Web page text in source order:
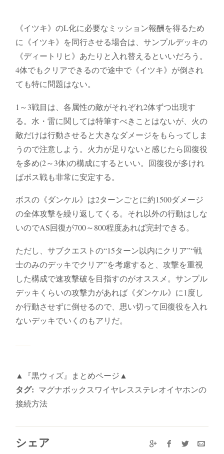
《イツキ》のL化に必要なミッション報酬を得るため
に《イツキ》を同行させる場合は、サンプルデッキの
《ディートリヒ》あたりと入れ替えるといいだろう。
4体でもクリアできるので途中で《イツキ》が倒され
ても特に問題はない。
1～3戦目は、各属性の敵がそれぞれ2体ずつ出現す
る。水・雷に関しては特筆すべきことはないが、火の
敵だけは行動させると大きなダメージをもらってしま
うので注意しよう。火力が足りないと感じたら回復役
を多め(2～3体)の構成にするといい。回復役が多けれ
ばボス戦も非常に安定する。
ボスの《ダンケル》は2ターンごとに約1500ダメージ
の全体攻撃を繰り返してくる。それ以外の行動はしな
いのでAS回復が700～800程度あれば完封できる。
ただし、サブクエストの“15ターン以内にクリア”“戦
士のみのデッキでクリア”を考慮すると、攻撃を重視
した構成で速攻撃破を目指すのがオススメ。サンプル
デッキくらいの攻撃力があれば《ダンケル》に1度し
か行動させずに倒せるので、思い切って回復役を入れ
ないデッキでいくのもアリだ。
▲『黒ウィズ』まとめページ▲
タグ: マグナボックスワイヤレスステレオイヤホンの
接続方法
シェア